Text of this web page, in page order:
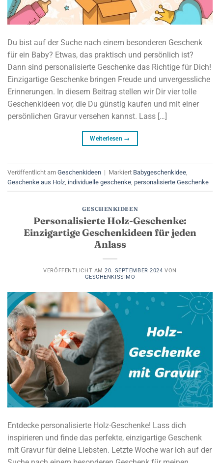
Du bist auf der Suche nach einem besonderen Geschenk
für ein Baby? Etwas, das praktisch und persönlich ist?
Dann sind personalisierte Geschenke das Richtige für Dich!
Einzigartige Geschenke bringen Freude und unvergessliche
Erinnerungen. In diesem Beitrag stellen wir Dir vier tolle
Geschenkideen vor, die Du günstig kaufen und mit einer
persönlichen Gravur versehen kannst. Lass […]
Weiterlesen →
Veröffentlicht am Geschenkideen | Markiert Babygeschenkidee
Geschenke aus Holz individuelle geschenke personalisierte Geschenke
GESCHENKIDEEN
Personalisierte Holz-Geschenke:
Einzigartige Geschenkideen für jeden
Anlass
VERÖFFENTLICHT AM20. SEPTEMBER 2024 VON
GESCHENKISSIMO
Entdecke personalisierte Holz-Geschenke! Lass dich
inspirieren und finde das perfekte, einzigartige Geschenk
mit Gravur für deine Liebsten. Letzte Woche war ich auf der